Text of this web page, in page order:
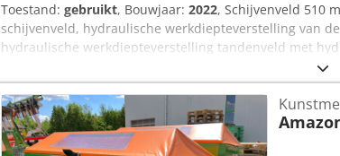
Toestand: gebruikt, Bouwjaar: 2022, Schijvenveld 510
schijvenveld, hydraulische werkdiepteverstelling van
hydraulische werkdiepteverstelling tandenveld met